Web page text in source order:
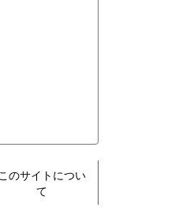
のサイトについ
て